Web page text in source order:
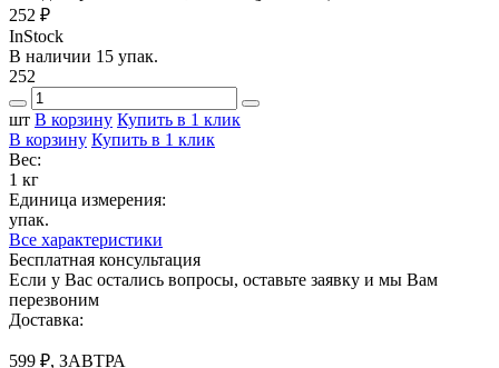
252 ₽
InStock
В наличии 15 упак.
252
шт В корзину Купить в 1 клик
В корзину Купить в 1 клик
Вес:
1 кг
Единица измерения:
упак.
Все характеристики
Бесплатная консультация
Если у Вас остались вопросы, оставьте заявку и мы Вам
перезвоним
Доставка:
599 ₽, ЗАВТРА